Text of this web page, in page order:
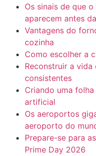
Os sinais de que
aparecem antes
Vantagens do
cozinha
Como escolher a
Reconstruir a
consistentes
Criando uma
artificial
Os aeroportos
aeroporto do
Prepare-se para
Prime Day 2026